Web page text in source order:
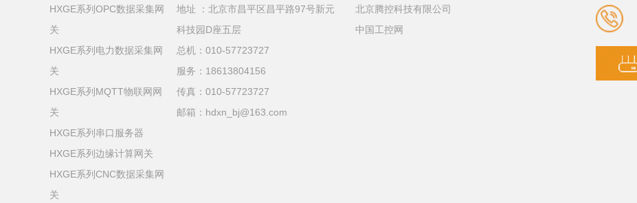
HXGE系列OPC数据采集网
关
HXGE系列电力数据采集网
关
HXGE系列MQTT物联网网
关
HXGE系列串口服务器
HXGE系列边缘计算网关
HXGE系列CNC数据采集网
关
地址 ：北京市昌平区昌平路97号新元
科技园D座五层
总机：010-57723727
服务：18613804156
传真：010-57723727
邮箱：hdxn_bj@163.com
北京腾控科技有限公司
中国工控网